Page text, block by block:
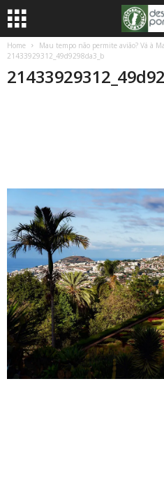
Home
Mau tempo não permite avião? Vá à
21433929312_49d9298da3_b